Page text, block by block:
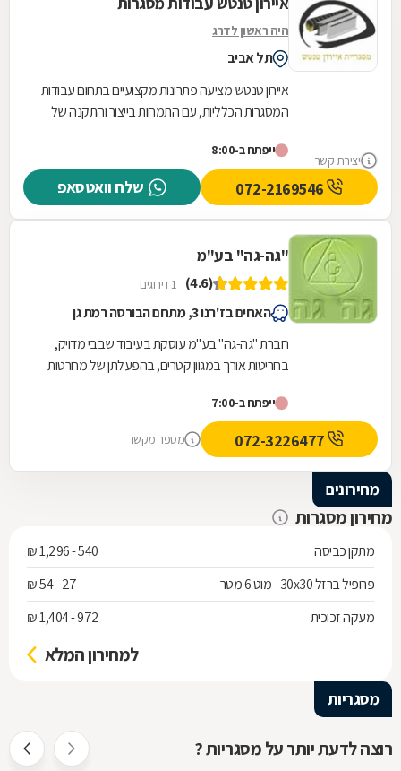
יצירת קשר
היה ראשון לדרג
תל אביב
איירון טנטש מציעה פתרונות מקצועיים בתחום עבודות
המסגרות הכלליות, עם התמחות בייצור והתקנה של
מתמחה...
ייפתח ב-8:00
שלח וואטסאפ
"גה-גה" בע"מ
(4.6) 1 דירוגים
האחים בז'רנו 3, מתחם הבורסה רמת גן
חברת "גה-גה" בע"מ עוסקת בעיבוד שבבי מדויק,
בחריטות אורך במגוון קטרים, בהפעלתן של מחרטות
הברגות...
ייפתח ב-7:00
מספר מקשר
מחירונים
מחירון מסגרות
מתקן כביסה
540 - 1,296 ₪
פרופיל ברזל 30x30 - מוט 6 מטר
27 - 54 ₪
מעקה זכוכית
972 - 1,404 ₪
למחירון המלא
מסגריות
רוצה לדעת יותר על מסגריות ?